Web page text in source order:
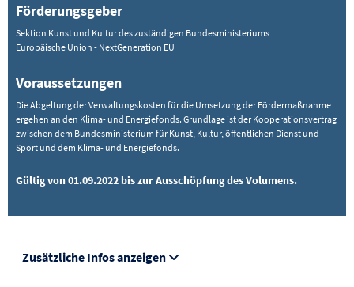
Förderungsgeber
Sektion Kunst und Kultur des zuständigen Bundesministeriums
Europäische Union - NextGeneration EU
Voraussetzungen
Die Abgeltung der Verwaltungskosten für die Umsetzung der Fördermaßnahme
ergehen an den Klima- und Energiefonds. Grundlage ist der Kooperationsvertrag
zwischen dem Bundesministerium für Kunst, Kultur, öffentlichen Dienst und
Sport und dem Klima- und Energiefonds.
Gültig von 01.09.2022 bis zur Ausschöpfung des Volumens.
Zusätzliche Infos anzeigen